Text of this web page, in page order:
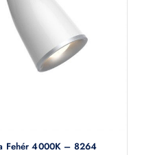
Fehér 4000K – 8264